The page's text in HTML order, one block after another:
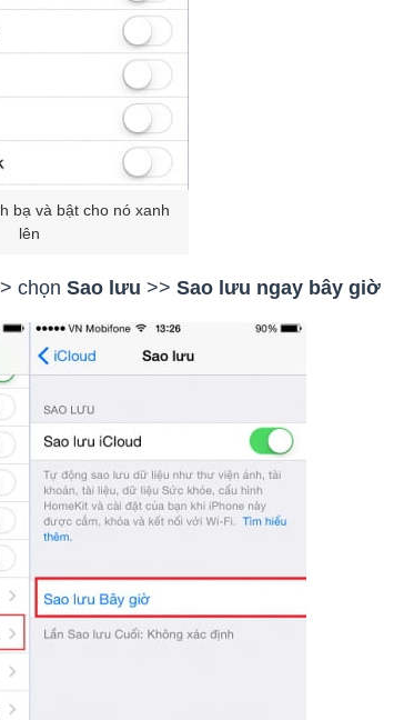
bạ và bật cho nó xanh
lên
chọnSao lưu >>Sao lưu ngay bây giờ